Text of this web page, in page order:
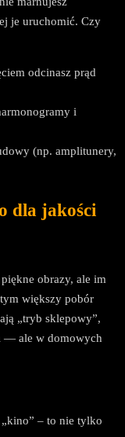
je uruchomić. Czy
odcinasz prąd
i
(np. amplitunery,
dla jakości
obrazy, ale im
większy pobór
„tryb sklepowy”,
— ale w domowych
– to nie tylko